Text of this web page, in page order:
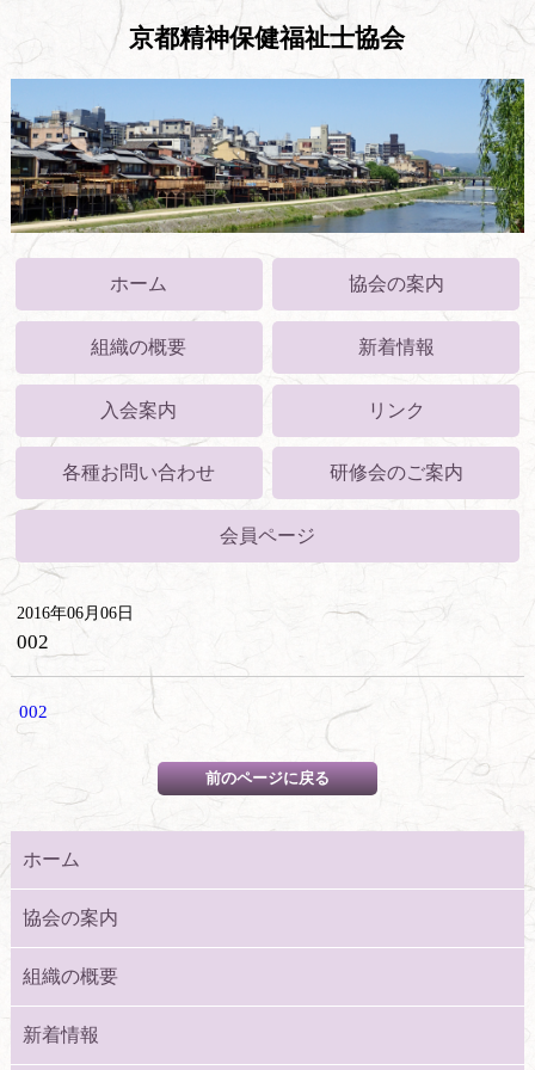
京都精神保健福祉士協会
ホーム 協会の案内
組織の概要 新着情報
入会案内 リンク
各種お問い合わせ 研修会のご案内
会員ページ
2016年06月06日
002
002
ホーム
協会の案内
組織の概要
新着情報